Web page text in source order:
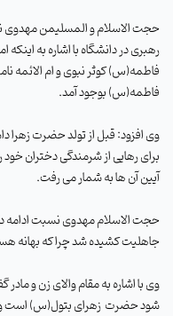
حجت الاسلام و المسلیمن مهدوی
رهبری در دانشگاه با اشاره به
فاطمه(س) کوثر نبوی و ام الائمه
فاطمه(س) بوجود آمد.
وی افزود: قبل از تولد حضرت زهرا
برای رهایی از شرمندگی دختران خود
آیین آن ها به شمار می رفت.
حجت الاسلام مهدوی نسبت ادامه
جاهلیت کشیده شد چرا که بهانه
وی با اشاره به مقام والای زن و
شود حضرت زهرای بتول(س) است و